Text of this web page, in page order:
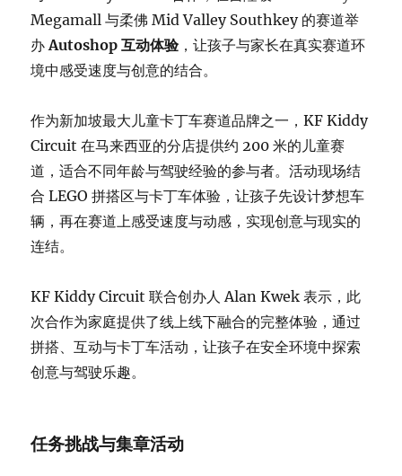
Megamall 与柔佛 Mid Valley Southkey 的赛道举
办Autoshop 互动体验，让孩子与家长在真实赛道环
境中感受速度与创意的结合。
作为新加坡最大儿童卡丁车赛道品牌之一，KF Kiddy
Circuit 在马来西亚的分店提供约 200 米的儿童赛
道，适合不同年龄与驾驶经验的参与者。活动现场结
合 LEGO 拼搭区与卡丁车体验，让孩子先设计梦想车
辆，再在赛道上感受速度与动感，实现创意与现实的
连结。
KF Kiddy Circuit 联合创办人 Alan Kwek 表示，此
次合作为家庭提供了线上线下融合的完整体验，通过
拼搭、互动与卡丁车活动，让孩子在安全环境中探索
创意与驾驶乐趣。
任务挑战与集章活动